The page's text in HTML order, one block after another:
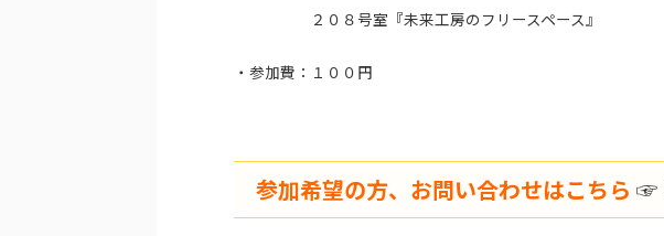
２０８号室『未来工房のフリースペース』
・参加費：１００円
参加希望の方、お問い合わせはこちら ☞